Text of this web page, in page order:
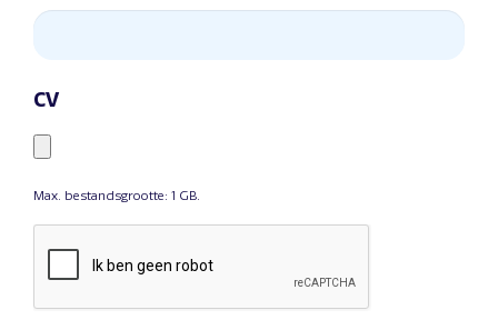
CV
Max. bestandsgrootte: 1 GB.